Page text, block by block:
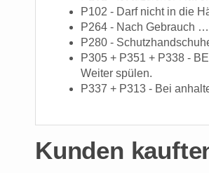
P102 - Darf nicht in die
P264 - Nach Gebrauch
P280 -
P305 + P351 + P338 -
Weiter spülen.
P337 + P313 - Bei
Kunden